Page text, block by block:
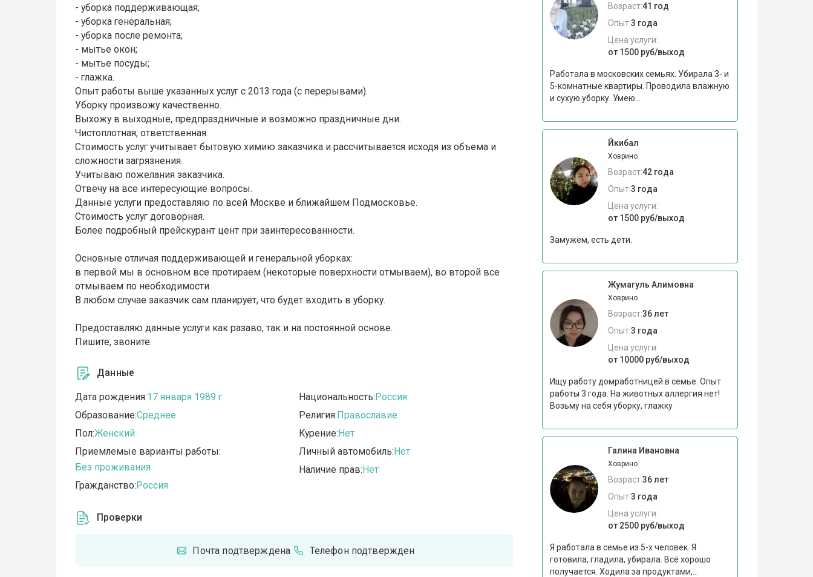
- уборка поддерживающая;
- уборка генеральная;
- уборка после ремонта;
- мытье окон;
- мытье посуды;
- глажка.
Опыт работы выше указанных услуг с 2013 года (с перерывами).
Уборку произвожу качественно.
Выхожу в выходные, предпраздничные и возможно праздничные дни.
Чистоплотная, ответственная.
Стоимость услуг учитывает бытовую химию заказчика и рассчитывается исходя из объема и
сложности загрязнения.
Учитываю пожелания заказчика.
Отвечу на все интересующие вопросы.
Данные услуги предоставляю по всей Москве и ближайшем Подмосковье.
Стоимость услуг договорная.
Более подробный прейскурант цент при заинтересованности.
Основные отличая поддерживающей и генеральной уборках:
в первой мы в основном все протираем (некоторые поверхности отмываем), во второй все
отмываем по необходимости.
В любом случае заказчик сам планирует, что будет входить в уборку.
Предоставляю данные услуги как разаво, так и на постоянной основе.
Пишите, звоните.
Данные
Дата рождения:17 января 1989 г.
Образование:Среднее
Пол:Женский
Приемлемые варианты работы:
Без проживания
Гражданство:Россия
Национальность:Россия
Религия:Православие
Курение:Нет
Личный автомобиль:Нет
Наличие прав:Нет
Проверки
Почта подтверждена Телефон подтвержден
Возраст:41 год
Опыт:3 года
Цена услуги:
от 1500 руб/выход
Работала в московских семьях. Убирала 3- и
5-комнатные квартиры. Проводила влажную
и сухую уборку. Умею...
Йкибал
Ховрино
Возраст:42 года
Опыт:3 года
Цена услуги:
от 1500 руб/выход
Замужем, есть дети.
Жумагуль Алимовна
Ховрино
Возраст:36 лет
Опыт:3 года
Цена услуги:
от 10000 руб/выход
Ищу работу домработницей в семье. Опыт
работы 3 года. На животных аллергия нет!
Возьму на себя уборку, глажку
Галина Ивановна
Ховрино
Возраст:36 лет
Опыт:3 года
Цена услуги:
от 2500 руб/выход
Я работала в семье из 5-х человек. Я
готовила, гладила, убирала. Всё хорошо
получается. Ходила за продуктами,...